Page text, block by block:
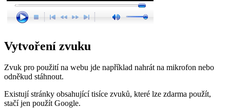
Vytvoření zvuku
Zvuk pro použití na webu jde například nahrát na mikrofon nebo
odněkud stáhnout.
Existují stránky obsahující tisíce zvuků, které lze zdarma použít,
stačí jen použít Google.